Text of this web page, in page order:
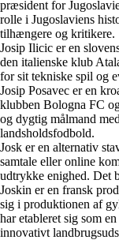
præsident for
rolle i Jugoslaviens
tilhængere og kritikere.
Josip Ilicic er en
den italienske klub
for sit tekniske spil og
Josip Posavec er en
klubben Bologna FC
og dygtig målmand
landsholdsfodbold.
Josk er en alternativ
samtale eller online
udtrykke enighed. Det
Joskin er en fransk
sig i produktionen af
har etableret sig som
innovativt